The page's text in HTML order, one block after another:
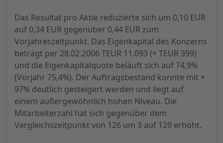
Das Resultat pro Aktie reduzierte sich um 0,10 EUR
auf 0,34 EUR gegenüber 0,44 EUR zum
Vorjahreszeitpunkt. Das Eigenkapital des Konzerns
beträgt per 28.02.2006 TEUR 11.093 (+ TEUR 399)
und die Eigenkapitalquote beläuft sich auf 74,9%
(Vorjahr 75,4%). Der Auftragsbestand konnte mit +
97% deutlich gesteigert werden und liegt auf
einem außergewöhnlich hohen Niveau. Die
Mitarbeiterzahl hat sich gegenüber dem
Vergleichszeitpunkt von 126 um 3 auf 129 erhöht.